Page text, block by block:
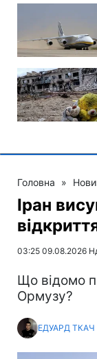
Головна »
Іран
03:25 09.08.2026
Що відомо
Ормузу?
ЕДУАРД ТКАЧ